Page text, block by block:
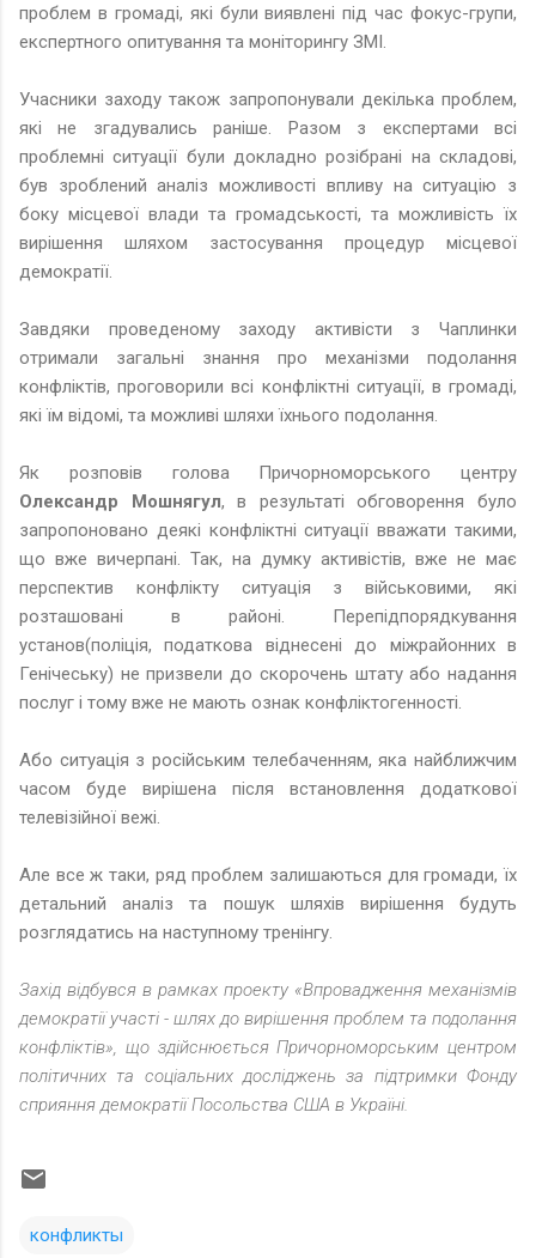
проблем в громаді, які були виявлені під час фокус-групи,
експертного опитування та моніторингу ЗМІ.
Учасники заходу також запропонували декілька проблем,
які не згадувались раніше. Разом з експертами всі
проблемні ситуації були докладно розібрані на складові,
був зроблений аналіз можливості впливу на ситуацію з
боку місцевої влади та громадськості, та можливість їх
вирішення шляхом застосування процедур місцевої
демократії.
Завдяки проведеному заходу активісти з Чаплинки
отримали загальні знання про механізми подолання
конфліктів, проговорили всі конфліктні ситуації, в громаді,
які їм відомі, та можливі шляхи їхнього подолання.
Як розповів голова Причорноморського центру
Олександр Мошнягул, в результаті обговорення було
запропоновано деякі конфліктні ситуації вважати такими,
що вже вичерпані. Так, на думку активістів, вже не має
перспектив конфлікту ситуація з військовими, які
розташовані в районі. Перепідпорядкування
установ(поліція, податкова віднесені до міжрайонних в
Генічеську) не призвели до скорочень штату або надання
послуг і тому вже не мають ознак конфліктогенності.
Або ситуація з російським телебаченням, яка найближчим
часом буде вирішена після встановлення додаткової
телевізійної вежі.
Але все ж таки, ряд проблем залишаються для громади, їх
детальний аналіз та пошук шляхів вирішення будуть
розглядатись на наступному тренінгу.
Захід відбувся в рамках проекту «Впровадження механізмів
демократії участі - шлях до вирішення проблем та подолання
конфліктів», що здійснюється Причорноморським центром
політичних та соціальних досліджень за підтримки Фонду
сприяння демократії Посольства США в Україні.
конфликты